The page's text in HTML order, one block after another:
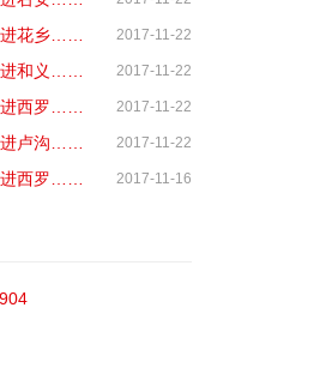
进花乡…… 2017-11-22
进和义…… 2017-11-22
进西罗…… 2017-11-22
进卢沟…… 2017-11-22
进西罗…… 2017-11-16